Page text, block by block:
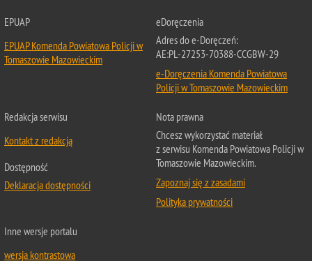
EPUAP
EPUAP Komenda Powiatowa Policji w
Tomaszowie Mazowieckim
eDoręczenia
Adres do e-Doręczeń:
AE:PL-27253-70388-CCGBW-29
e-Doręczenia Komenda Powiatowa
Policji w Tomaszowie Mazowieckim
Redakcja serwisu
Kontakt z redakcją
Dostępność
Deklaracja dostępności
Nota prawna
Chcesz wykorzystać materiał
z serwisu Komenda Powiatowa Policji w
Tomaszowie Mazowieckim.
Zapoznaj się z zasadami
Polityka prywatności
Inne wersje portalu
wersja kontrastowa